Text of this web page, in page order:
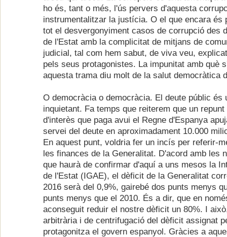
ho és, tant o més, l'ús pervers d'aquesta
instrumentalitzar la justícia. O el que encara és
tot el desvergonyiment casos de corrupció des
de l'Estat amb la complicitat de mitjans de
judicial, tal com hem sabut, de viva veu,
pels seus protagonistes. La impunitat amb què
aquesta trama diu molt de la salut democràtica
O democràcia o democràcia. El deute públic és
inquietant. Fa temps que reiterem que un
d'interès que paga avui el Regne d'Espanya
servei del deute en aproximadament 10.000
En aquest punt, voldria fer un incís per referir-
les finances de la Generalitat. D'acord amb les
que haurà de confirmar d'aquí a uns mesos la
de l'Estat (IGAE), el dèficit de la Generalitat
2016 serà del 0,9%, gairebé dos punts menys
punts menys que el 2010. És a dir, que en
aconseguit reduir el nostre dèficit un 80%. I
arbitrària i de centrifugació del dèficit assignat
protagonitza el govern espanyol. Gràcies a